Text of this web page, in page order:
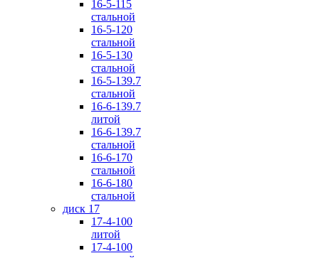
16-5-115
стальной
16-5-120
стальной
16-5-130
стальной
16-5-139.7
стальной
16-6-139.7
литой
16-6-139.7
стальной
16-6-170
стальной
16-6-180
стальной
диск 17
17-4-100
литой
17-4-100